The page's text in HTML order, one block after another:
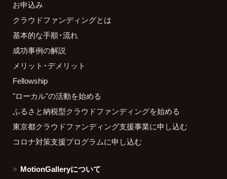
お申込み
クラウドファンディングとは
基本的な手順・流れ
成功事例の解説
メリット・デメリット
Fellowship
"ローカル"の活動を始める
ふるさと納税型クラウドファンディングを始める
東京都クラウドファンディング支援事業に申し込む
コロナ対策支援プログラムに申し込む
MotionGalleryについて